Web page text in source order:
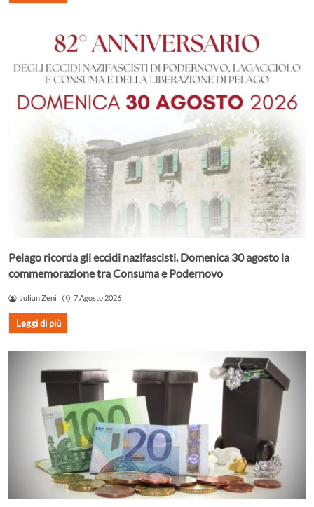
Pelago ricorda gli eccidi nazifascisti. Domenica 30 agosto la
commemorazione tra Consuma e Podernovo
Julian Zeni 7 Agosto 2026
Leggi di più